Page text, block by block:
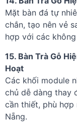
Mặt bàn đá tự
chắn, tạo nên vẻ
hợp với các
15. Bàn Trà Gỗ
Hoạt
Các khối module
chủ dễ dàng thay
cần thiết, phù hợp
Nẵng.